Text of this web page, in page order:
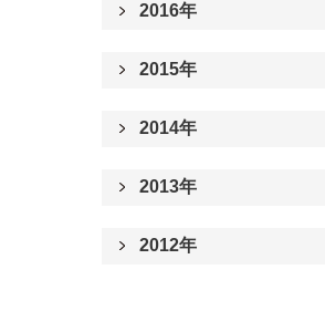
2016年
2015年
2014年
2013年
2012年